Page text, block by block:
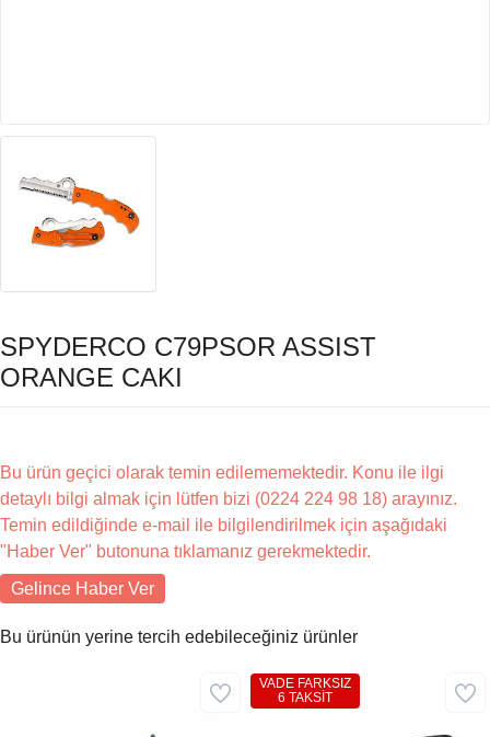
SPYDERCO C79PSOR ASSIST
ORANGE CAKI
Bu ürün geçici olarak temin edilememektedir. Konu ile ilgi
detaylı bilgi almak için lütfen bizi (0224 224 98 18) arayınız.
Temin edildiğinde e-mail ile bilgilendirilmek için aşağıdaki
"Haber Ver" butonuna tıklamanız gerekmektedir.
Gelince Haber Ver
Bu ürünün yerine tercih edebileceğiniz ürünler
VADE FARKSIZ
6 TAKSİT